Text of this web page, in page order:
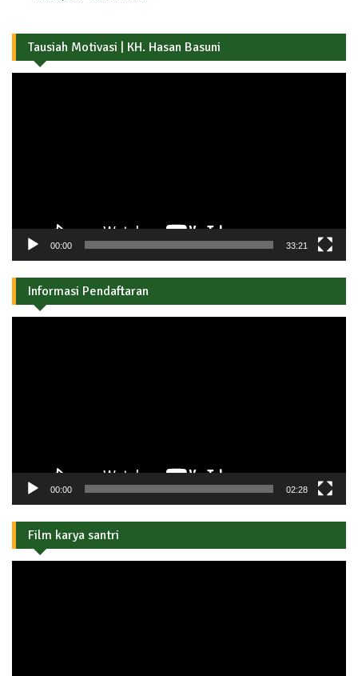
Tausiah Motivasi | KH. Hasan Basuni
00:00 33:21
Informasi Pendaftaran
00:00 02:28
Film karya santri